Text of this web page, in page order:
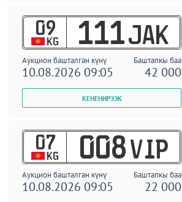
09
KG 111 JAK
Аукцион башталган күнү Баштапкы баа
10.08.2026 09:05 42 000
07
KG 008 VIP
Аукцион башталган күнү Баштапкы баа
10.08.2026 09:05 22 000